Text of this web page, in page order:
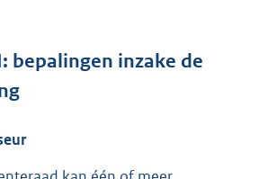
bepalingen inzake de